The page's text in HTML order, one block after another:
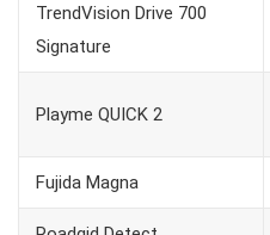
TrendVision Drive 700
Signature
Playme QUICK 2
Fujida Magna